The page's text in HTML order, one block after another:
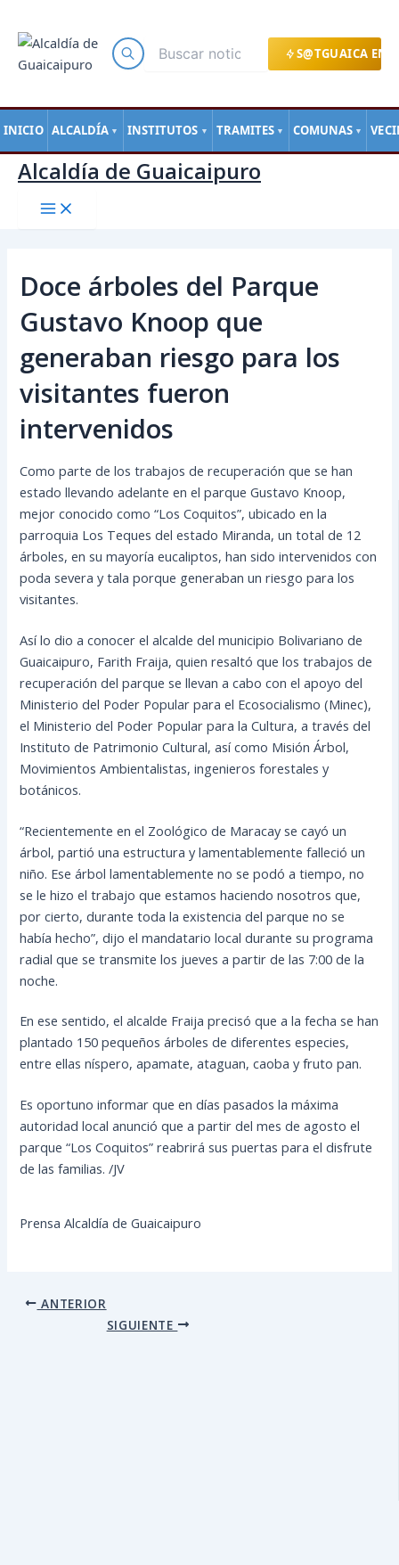
S@TGUAICA EN
INICIO ALCALDÍA ▼ INSTITUTOS ▼ TRAMITES ▼ COMUNAS ▼
contenido
Alcaldía de Guaicaipuro
Doce árboles del Parque
Gustavo Knoop que
generaban riesgo para los
visitantes fueron
intervenidos
Como parte de los trabajos de recuperación que se han
estado llevando adelante en el parque Gustavo Knoop,
mejor conocido como “Los Coquitos”, ubicado en la
parroquia Los Teques del estado Miranda, un total de 12
árboles, en su mayoría eucaliptos, han sido intervenidos con
poda severa y tala porque generaban un riesgo para los
visitantes.
Así lo dio a conocer el alcalde delmunicipio Bolivariano de
Guaicaipuro, Farith Fraija, quien resaltó que los trabajos de
recuperación del parque se llevan a cabo con el apoyo del
Ministerio del Poder Popular para el Ecosocialismo (Minec),
el Ministerio del Poder Popular para la Cultura, a través del
Instituto de Patrimonio Cultural, así como Misión Árbol,
Movimientos Ambientalistas, ingenieros forestales y
botánicos.
“Recientemente en el Zoológico de Maracay se cayó un
árbol, partió una estructura y lamentablemente falleció un
niño. Ese árbol lamentablemente no se podó a tiempo, no
se le hizo el trabajo que estamos haciendo nosotros que,
por cierto, durante toda la existencia del parque no se
había hecho”, dijo el mandatario local durante su programa
radial que se transmite los jueves a partir de las 7:00 de la
noche.
En ese sentido, el alcalde Fraija precisó que a la fecha se han
plantado 150 pequeños árboles de diferentes especies,
entre ellas níspero, apamate, ataguan, caoba y fruto pan.
Es oportuno informar que en días pasados la máxima
autoridad local anunció que a partir del mes de agosto el
parque “Los Coquitos” reabrirá sus puertas para el disfrute
de las familias. /JV
Prensa Alcaldía de Guaicaipuro
de
entradas
ANTERIOR
SIGUIENTE